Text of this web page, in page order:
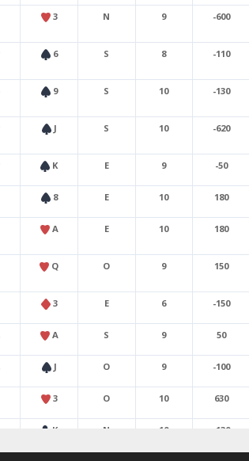
3 N 9 -600
6 S 8 -110
9 S 10 -130
J S 10 -620
K E 9 -50
8 E 10 180
A E 10 180
Q O 9 150
3 E 6 -150
A S 9 50
J O 9 -100
3 O 10 630
K N 10 -130